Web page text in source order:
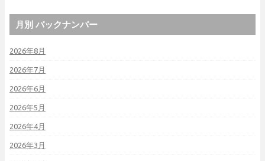
月別 バックナンバー
2026年8月
2026年7月
2026年6月
2026年5月
2026年4月
2026年3月